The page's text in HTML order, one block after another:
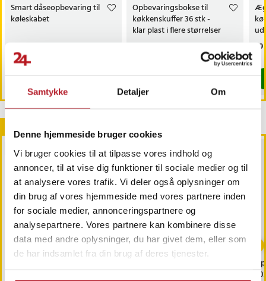
Samtykke Detaljer Om
Denne hjemmeside bruger cookies
Vi bruger cookies til at tilpasse vores indhold og
annoncer, til at vise dig funktioner til sociale medier og til
at analysere vores trafik. Vi deler også oplysninger om
din brug af vores hjemmeside med vores partnere inden
for sociale medier, annonceringspartnere og
analysepartnere. Vores partnere kan kombinere disse
data med andre oplysninger, du har givet dem, eller som
de har indsamlet fra din brug af deres tjenester.
Smart dåseopbevaring til
køleskabet
Pris:189 kr.
189 kr.
Findes på lager, Leveres i løbet af 1-2 hverdage
Opbevaringsbokse til
køkkenskuffer 36 stk -
klar plast i flere størrelser
Pris:299 kr.
299 kr.
Lige nu har vi kun 3 tilbage af dette
BESTSELLERE
-51 %